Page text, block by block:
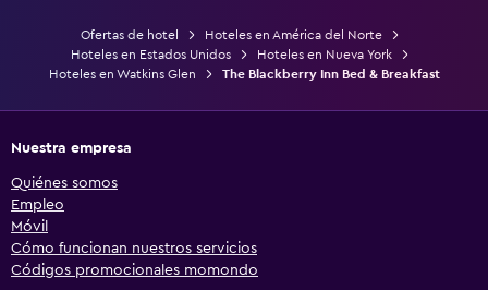
Ofertas de hotel
Hoteles en América del Norte
Hoteles en Estados Unidos
Hoteles en Nueva York
Hoteles en Watkins Glen
The Blackberry Inn Bed & Breakfast
Nuestra empresa
Quiénes somos
Empleo
Móvil
Cómo funcionan nuestros servicios
Códigos promocionales momondo